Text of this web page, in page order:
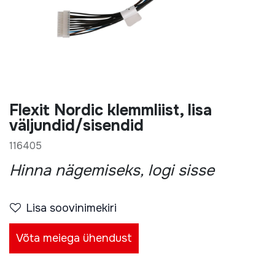
Flexit Nordic klemmliist, lisa
väljundid/sisendid
116405
Hinna nägemiseks, logi sisse
Lisa soovinimekiri
Võta meiega ühendust